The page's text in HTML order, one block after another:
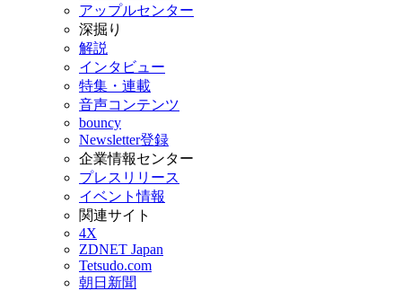
アップルセンター
深掘り
解説
インタビュー
特集・連載
音声コンテンツ
bouncy
Newsletter登録
企業情報センター
プレスリリース
イベント情報
関連サイト
4X
ZDNET Japan
Tetsudo.com
朝日新聞